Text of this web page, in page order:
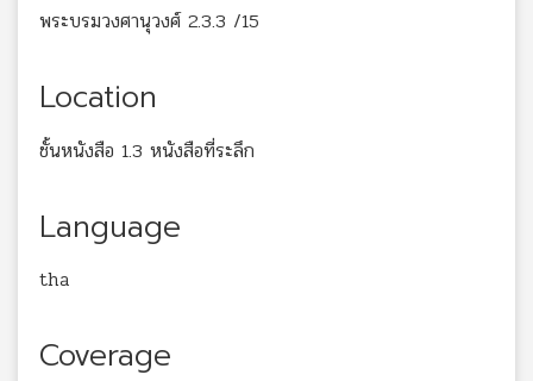
พระบรมวงศานุวงศ์ 2.3.3 /15
Location
ชั้นหนังสือ 1.3 หนังสือที่ระลึก
Language
tha
Coverage